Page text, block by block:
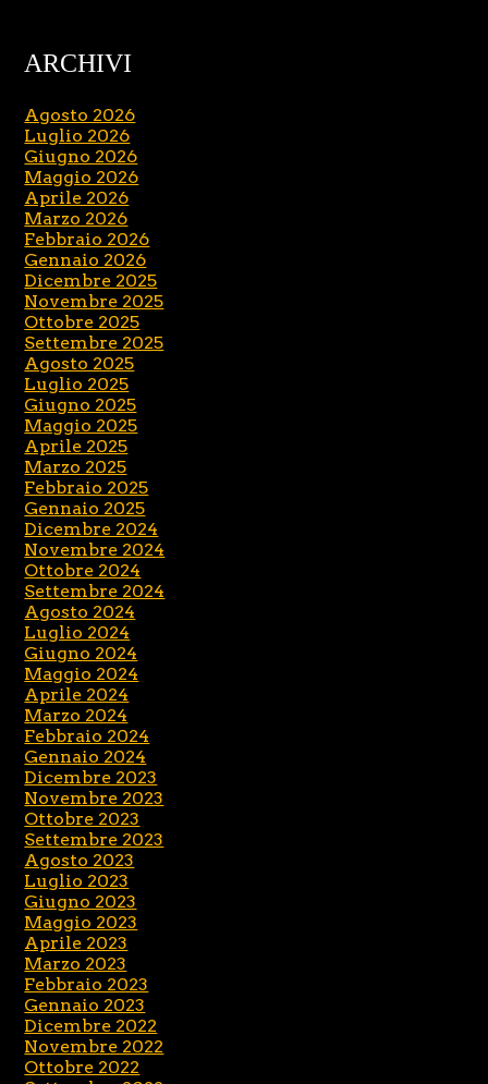
ARCHIVI
Agosto 2026
Luglio 2026
Giugno 2026
Maggio 2026
Aprile 2026
Marzo 2026
Febbraio 2026
Gennaio 2026
Dicembre 2025
Novembre 2025
Ottobre 2025
Settembre 2025
Agosto 2025
Luglio 2025
Giugno 2025
Maggio 2025
Aprile 2025
Marzo 2025
Febbraio 2025
Gennaio 2025
Dicembre 2024
Novembre 2024
Ottobre 2024
Settembre 2024
Agosto 2024
Luglio 2024
Giugno 2024
Maggio 2024
Aprile 2024
Marzo 2024
Febbraio 2024
Gennaio 2024
Dicembre 2023
Novembre 2023
Ottobre 2023
Settembre 2023
Agosto 2023
Luglio 2023
Giugno 2023
Maggio 2023
Aprile 2023
Marzo 2023
Febbraio 2023
Gennaio 2023
Dicembre 2022
Novembre 2022
Ottobre 2022